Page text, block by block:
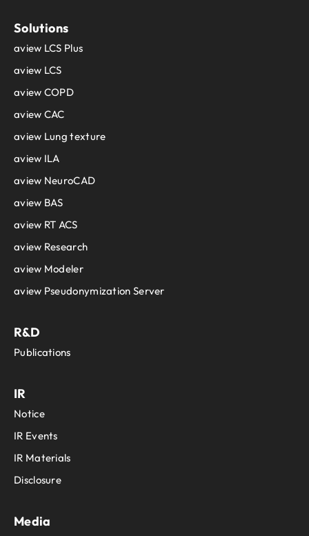
Solutions
aview LCS Plus
aview LCS
aview COPD
aview CAC
aview Lung texture
aview ILA
aview NeuroCAD
aview BAS
aview RT ACS
aview Research
aview Modeler
aview Pseudonymization Server
R&D
Publications
IR
Notice
IR Events
IR Materials
Disclosure
Media